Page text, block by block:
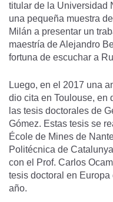
titular de la Universidad
una pequeña muestra
Milán a presentar un
maestría de Alejandro
fortuna de escuchar a
Luego, en el 2017 una
dio cita en Toulouse, en
las tesis doctorales de
Gómez. Estas tesis se
École de Mines de
Politécnica de
con el Prof. Carlos
tesis doctoral en
año.